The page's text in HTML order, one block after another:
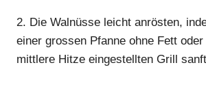
2. Die Walnüsse leicht anrösten,
einer grossen Pfanne ohne Fett
mittlere Hitze eingestellten Grill